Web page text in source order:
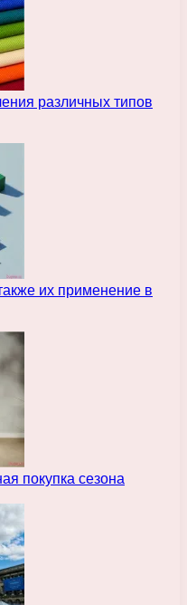
различных типов
их применение в
покупка сезона